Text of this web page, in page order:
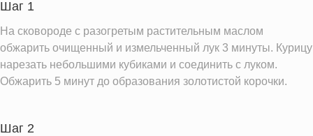
Информация для одной порции
Шаг 1
На сковороде с разогретым растительным маслом
обжарить очищенный и измельченный лук 3 минуты. Курицу
нарезать небольшими кубиками и соединить с луком.
Обжарить 5 минут до образования золотистой корочки.
Шаг 2